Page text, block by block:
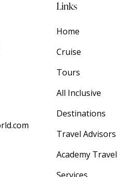
Links
Home
Cruise
Tours
All Inclusive
Destinations
Travel Advisors
Academy Travel